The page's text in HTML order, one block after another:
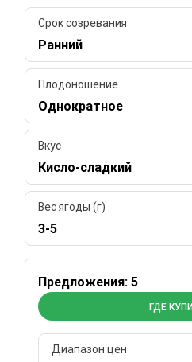
Срок созревания
Ранний
Плодоношение
Однократное
Вкус
Кисло-сладкий
Вес ягоды (г)
3-5
Предложения: 5
ГДЕ
Диапазон цен